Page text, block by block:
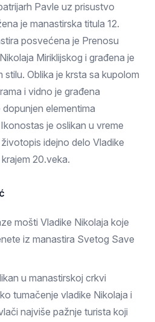
Pavle uz prisustvo
je manastirska titula 12.
posvećena je Prenosu
Miriklijskog i građena je
Oblika je krsta sa kupolom
i vidno je građena
elementima
je oslikan u vreme
idejno delo Vladike
20.veka.
mošti Vladike Nikolaja koje
iz manastira Svetog Save
u manastirskoj crkvi
tumačenje vladike Nikolaja i
najviše pažnje turista koji